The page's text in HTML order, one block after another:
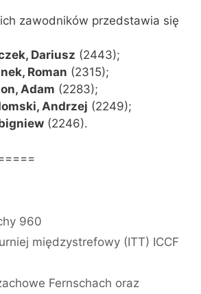
zawodników przedstawia się
Dariusz (2443);
Roman (2315);
Adam (2283);
Andrzej (2249);
(2246).
960
międzystrefowy (ITT) ICCF
Fernschach oraz